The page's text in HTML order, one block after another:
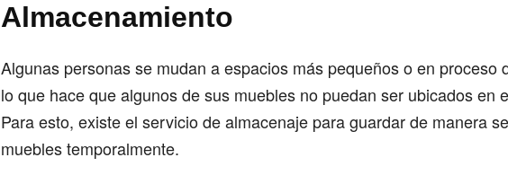
Almacenamiento
Algunas personas se mudan a espacios más pequeños o en proceso
lo que hace que algunos de sus muebles no puedan ser ubicados en
Para esto, existe el servicio de almacenaje para guardar de manera
muebles temporalmente.